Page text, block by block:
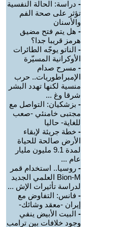
- دراسة: الحالة النفسية
تؤثر على صحة الفم
والأسنان
- هل يتم فتح مضيق
هرمز قريبا جدا؟
- الناتو يوجّه الطائرات
الأوكرانية المسيّرة
- مسرح صدام
الإمبراطوريات.. حرب
منسية لكنها تهدد البشر
شرقا وغ ...
- بزشكيان: التواصل مع
مجتبى خامنئي -صعب
للغاية- حاليا
- خطة جريئة لإبقاء
الأرض صالحة للحياة
لمدة 9.1 مليون مليار
عام ...
- روسيا.. استخدام قمر
Bion-M العلمي الجديد
لدراسة تأثيرات الإش ...
- فانس: التفاوض مع
إيران -معقد وشائك-
- البيت الأبيض ينفي
وجود خلافات بين ترامب